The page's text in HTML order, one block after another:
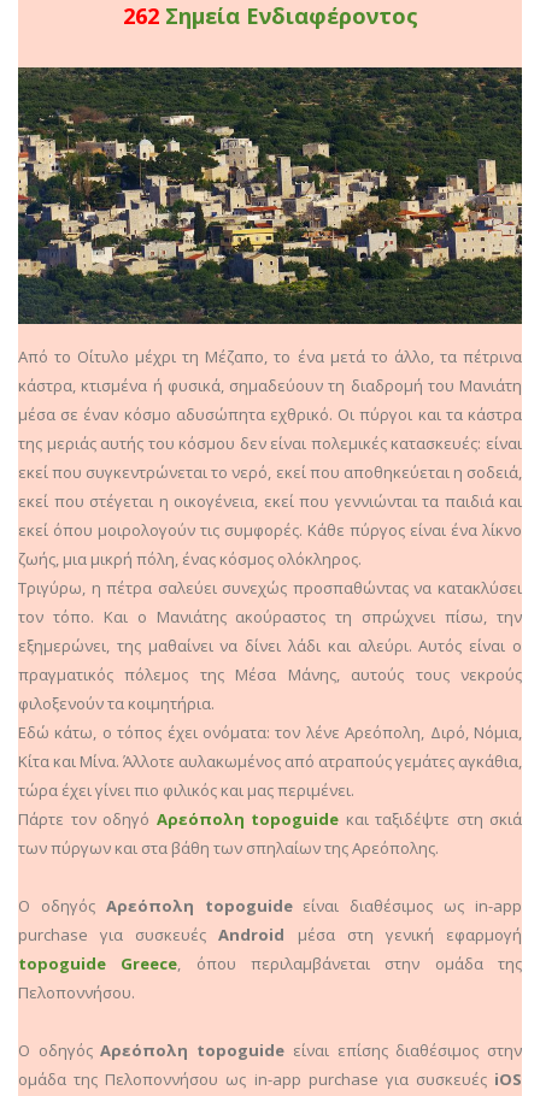
282Σημεία Ενδιαφέροντος
Από το Οίτυλο μέχρι τη Μέζαπο, το ένα μετά το άλλο, τα πέτρινα
κάστρα, κτισμένα ή φυσικά, σημαδεύουν τη διαδρομή του Μανιάτη
μέσα σε έναν κόσμο αδυσώπητα εχθρικό. Οι πύργοι και τα κάστρα
της μεριάς αυτής του κόσμου δεν είναι πολεμικές κατασκευές: είναι
εκεί που συγκεντρώνεται το νερό, εκεί που αποθηκεύεται η σοδειά,
εκεί που στέγεται η οικογένεια, εκεί που γεννιώνται τα παιδιά και
εκεί όπου μοιρολογούν τις συμφορές. Κάθε πύργος είναι ένα λίκνο
ζωής, μια μικρή πόλη, ένας κόσμος ολόκληρος.
Τριγύρω, η πέτρα σαλεύει συνεχώς προσπαθώντας να κατακλύσει
τον τόπο. Και ο Μανιάτης ακούραστος τη σπρώχνει πίσω, την
εξημερώνει, της μαθαίνει να δίνει λάδι και αλεύρι. Αυτός είναι ο
πραγματικός πόλεμος της Μέσα Μάνης, αυτούς τους νεκρούς
φιλοξενούν τα κοιμητήρια.
Εδώ κάτω, ο τόπος έχει ονόματα: τον λένε Αρεόπολη, Διρό, Νόμια,
Κίτα και Μίνα. Άλλοτε αυλακωμένος από ατραπούς γεμάτες αγκάθια,
τώρα έχει γίνει πιο φιλικός και μας περιμένει.
Πάρτε τον οδηγό Αρεόπολη topoguide και ταξιδέψτε στη σκιά
των πύργων και στα βάθη των σπηλαίων της Αρεόπολης.
Ο οδηγός Αρεόπολη topoguideείναι διαθέσιμος ως in-app
purchase για συσκευέςAndroid μέσα στη γενική εφαρμογή
topoguide Greece, όπου περιλαμβάνεται στην ομάδα της
Πελοποννήσου.
Ο οδηγόςΑρεόπολη topoguide είναι επίσης διαθέσιμος στην
ομάδα της Πελοποννήσου ως in-app purchase για συσκευές iOS